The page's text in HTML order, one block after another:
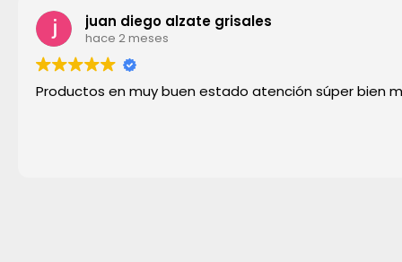
juan diego alzate grisales
hace 2 meses
Productos en muy buen estado atención súper bien